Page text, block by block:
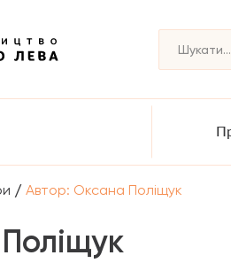
/ Автор: Оксана Поліщук